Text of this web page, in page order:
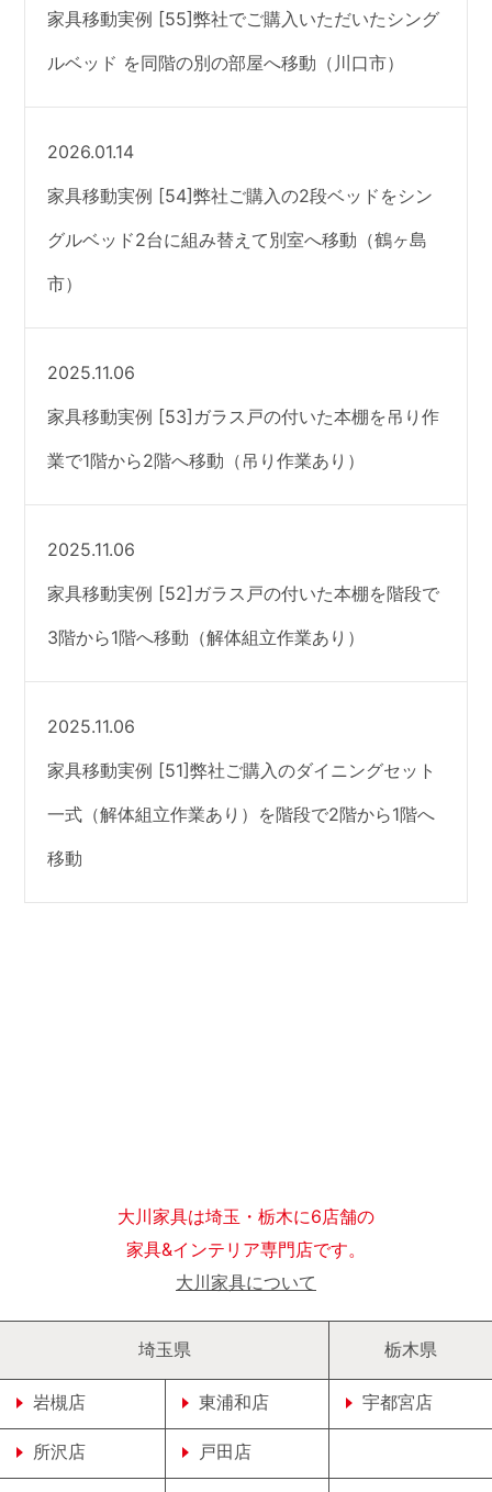
家具移動実例 [55]弊社でご購入いただいたシング
ルベッド を同階の別の部屋へ移動（川口市）
2026.01.14
家具移動実例 [54]弊社ご購入の2段ベッドをシン
グルベッド2台に組み替えて別室へ移動（鶴ヶ島
市）
2025.11.06
家具移動実例 [53]ガラス戸の付いた本棚を吊り作
業で1階から2階へ移動（吊り作業あり）
2025.11.06
家具移動実例 [52]ガラス戸の付いた本棚を階段で
3階から1階へ移動（解体組立作業あり）
2025.11.06
家具移動実例 [51]弊社ご購入のダイニングセット
一式（解体組立作業あり）を階段で2階から1階へ
移動
大川家具は埼玉・栃木に6店舗の
家具&インテリア専門店です。
大川家具について
埼玉県
岩槻店 東浦和店
所沢店 戸田店
栃木県
宇都宮店